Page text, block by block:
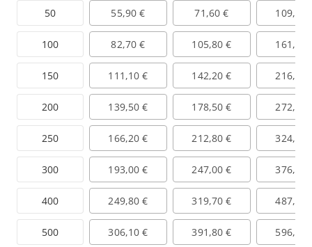
50
100
150
200
250
300
400
500
55,90 € 71,60 € 109,10
82,70 € 105,80 € 161,20
111,10 € 142,20 € 216,60
139,50 € 178,50 € 272,00
166,20 € 212,80 € 324,10
193,00 € 247,00 € 376,30
249,80 € 319,70 € 487,10
306,10 € 391,80 € 596,90